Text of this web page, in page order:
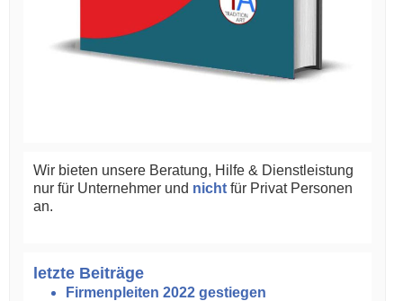
Wir bieten unsere Beratung, Hilfe & Dienstleistung
nur für Unternehmer und nicht für Privat Personen
an.
letzte Beiträge
Firmenpleiten 2022 gestiegen